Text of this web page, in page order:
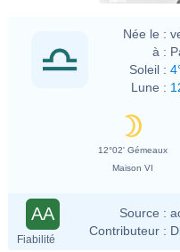
Née le :
à :
Soleil :
Lune :
12°02' Gémeaux
Maison VI
AA
Fiabilité
Source :
Contributeur :